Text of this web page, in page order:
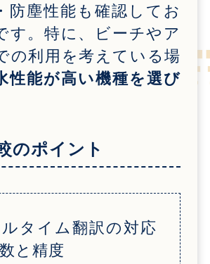
防塵性能も確認してお
す。特に、ビーチやア
の利用を考えている場
性能が高い機種を選び
のポイント
ルタイム翻訳の対応
と精度